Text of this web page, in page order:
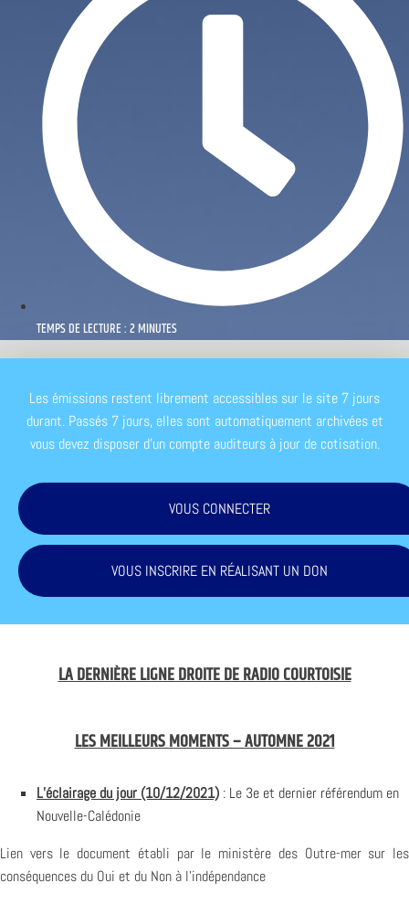
TEMPS DE LECTURE : 2 MINUTES
Les émissions restent librement accessibles sur le site 7 jours
durant. Passés 7 jours, elles sont automatiquement archivées et
vous devez disposer d'un compte auditeurs à jour de cotisation.
VOUS CONNECTER
VOUS INSCRIRE EN RÉALISANT UN DON
LA DERNIÈRE LIGNE DROITE DE RADIO COURTOISIE
LES MEILLEURS MOMENTS – AUTOMNE 2021
L’éclairage du jour (10/12/2021) : Le 3e et dernier référendum en
Nouvelle-Calédonie
Lien vers le document établi par le ministère des Outre-mer sur les
conséquences du Oui et du Non à l’indépendance